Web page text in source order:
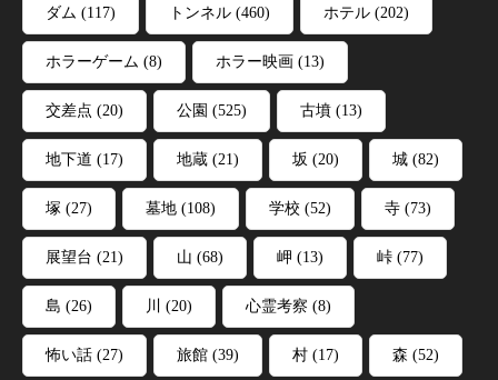
ダム (117) トンネル (460) ホテル (202)
ホラーゲーム (8) ホラー映画 (13)
交差点 (20) 公園 (525) 古墳 (13)
地下道 (17) 地蔵 (21) 坂 (20) 城 (82)
塚 (27) 墓地 (108) 学校 (52) 寺 (73)
展望台 (21) 山 (68) 岬 (13) 峠 (77)
島 (26) 川 (20) 心霊考察 (8)
怖い話 (27) 旅館 (39) 村 (17) 森 (52)